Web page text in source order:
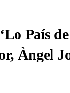
País
Àngel